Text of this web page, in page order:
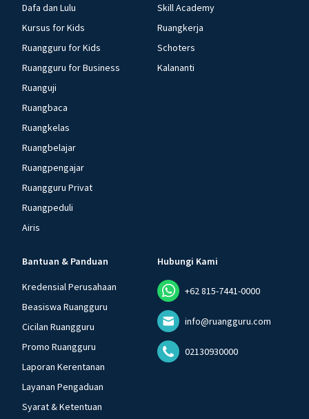
Dafa dan Lulu
Kursus for Kids
Ruangguru for Kids
Ruangguru for Business
Ruanguji
Ruangbaca
Ruangkelas
Ruangbelajar
Ruangpengajar
Ruangguru Privat
Ruangpeduli
Airis
Skill Academy
Ruangkerja
Schoters
Kalananti
Bantuan & Panduan
Kredensial Perusahaan
Beasiswa Ruangguru
Cicilan Ruangguru
Promo Ruangguru
Laporan Kerentanan
Layanan Pengaduan
Syarat & Ketentuan
Hubungi Kami
+62 815-7441-0000
info@ruangguru.com
02130930000